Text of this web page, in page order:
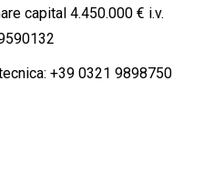
capital 4.450.000 € i.v.
+39 0321 9898750